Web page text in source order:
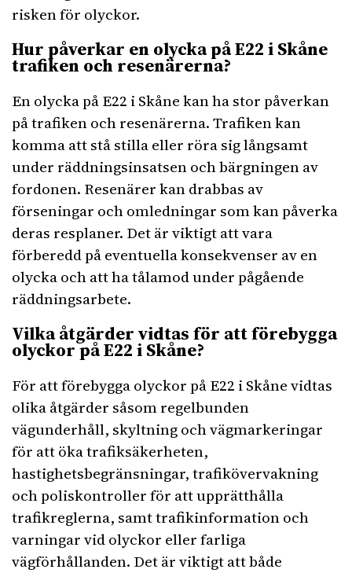
risken för olyckor.
Hur påverkar en olycka på E22 i Skåne
trafiken och resenärerna?
En olycka på E22 i Skåne kan ha stor påverkan
på trafiken och resenärerna. Trafiken kan
komma att stå stilla eller röra sig långsamt
under räddningsinsatsen och bärgningen av
fordonen. Resenärer kan drabbas av
förseningar och omledningar som kan påverka
deras resplaner. Det är viktigt att vara
förberedd på eventuella konsekvenser av en
olycka och att ha tålamod under pågående
räddningsarbete.
Vilka åtgärder vidtas för att förebygga
olyckor på E22 i Skåne?
För att förebygga olyckor på E22 i Skåne vidtas
olika åtgärder såsom regelbunden
vägunderhåll, skyltning och vägmarkeringar
för att öka trafiksäkerheten,
hastighetsbegränsningar, trafikövervakning
och poliskontroller för att upprätthålla
trafikreglerna, samt trafikinformation och
varningar vid olyckor eller farliga
vägförhållanden. Det är viktigt att både